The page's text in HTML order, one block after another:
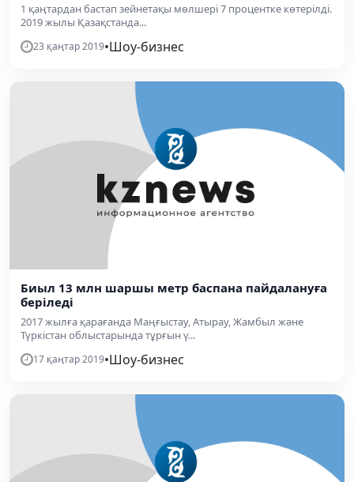
1 қаңтардан бастап зейнетақы мөлшері 7 процентке көтерілді.
2019 жылы Қазақстанда...
23 қаңтар 2019•Шоу-бизнес
Биыл 13 млн шаршы метр баспана пайдалануға
беріледі
2017 жылға қарағанда Маңғыстау, Атырау, Жамбыл және
Түркістан облыстарында тұрғын ү...
17 қаңтар 2019•Шоу-бизнес